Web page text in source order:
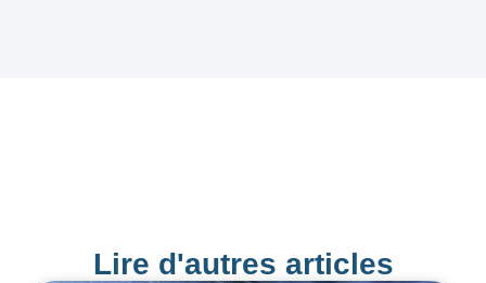
Lire d'autres articles